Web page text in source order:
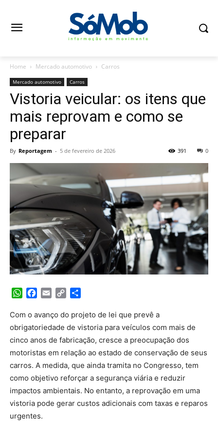
Home Mercado automotivo Carros
Mercado automotivo Carros
Vistoria veicular: os itens que
mais reprovam e como se
preparar
By Reportagem - 5 de fevereiro de 2026 0
391
WhatsApp
Facebook
Email Copy
Com o avanço do projeto de lei que prevê a
obrigatoriedade de vistoria para veículos com mais de
cinco anos de fabricação, cresce a preocupação dos
motoristas em relação ao estado de conservação de seus
carros. A medida, que ainda tramita no Congresso, tem
como objetivo reforçar a segurança viária e reduzir
impactos ambientais. No entanto, a reprovação em uma
vistoria pode gerar custos adicionais com taxas e reparos
urgentes.